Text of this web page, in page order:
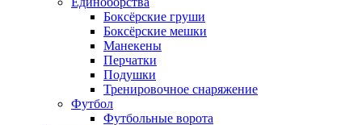
Боксёрские груши
Боксёрские мешки
Манекены
Перчатки
Подушки
Тренировочное снаряжение
Футбол
Футбольные ворота